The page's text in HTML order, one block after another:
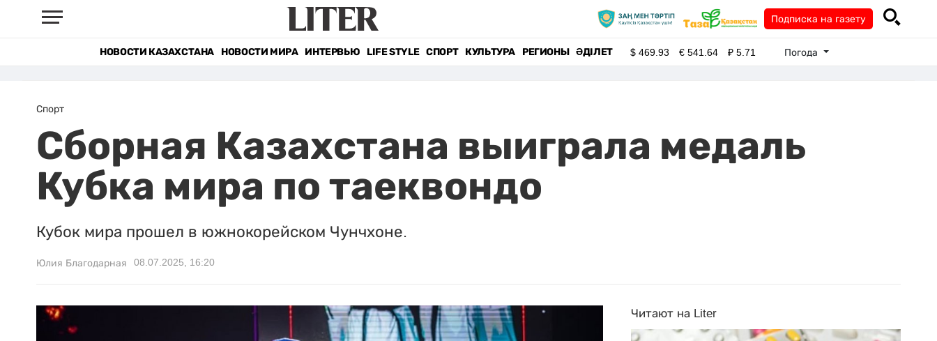
Подписка на газету
НОВОСТИ КАЗАХСТАНА НОВОСТИ МИРА ИНТЕРВЬЮ LIFE STYLE СПОРТ КУЛЬТУРА РЕГИОНЫ ӘДІЛЕТ $469.93 €541.64 ₽5.71 Погода
Спорт
Сборная Казахстана выиграла медаль
Кубка мира по таеквондо
Кубок мира прошел в южнокорейском Чунчхоне.
Юлия Благодарная 08.07.2025, 16:20
Читают на Liter